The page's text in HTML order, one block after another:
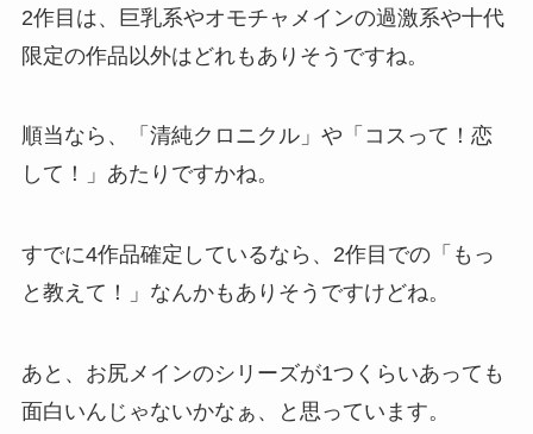
2作目は、巨乳系やオモチャメインの過激系や十代
限定の作品以外はどれもありそうですね。
順当なら、「清純クロニクル」や「コスって！恋
して！」あたりですかね。
すでに4作品確定しているなら、2作目での「もっ
と教えて！」なんかもありそうですけどね。
あと、お尻メインのシリーズが1つくらいあっても
面白いんじゃないかなぁ、と思っています。